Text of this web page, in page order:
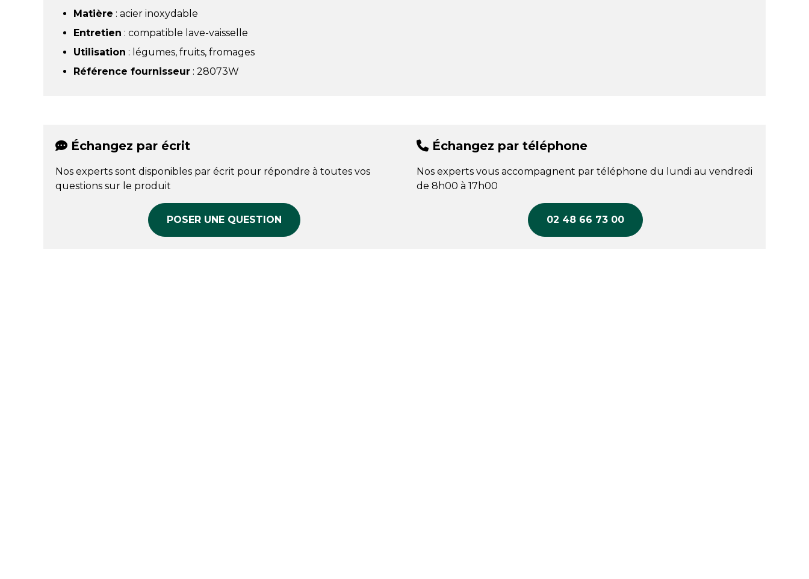
Matière : acier inoxydable
Entretien : compatible lave-vaisselle
Utilisation : légumes, fruits, fromages
Référence fournisseur : 28073W
Échangez par écrit
Nos experts sont disponibles par écrit pour répondre à toutes vos
questions sur le produit
POSER UNE QUESTION
Échangez par téléphone
Nos experts vous accompagnent par téléphone du lundi au vendredi
de 8h00 à 17h00
02 48 66 73 00